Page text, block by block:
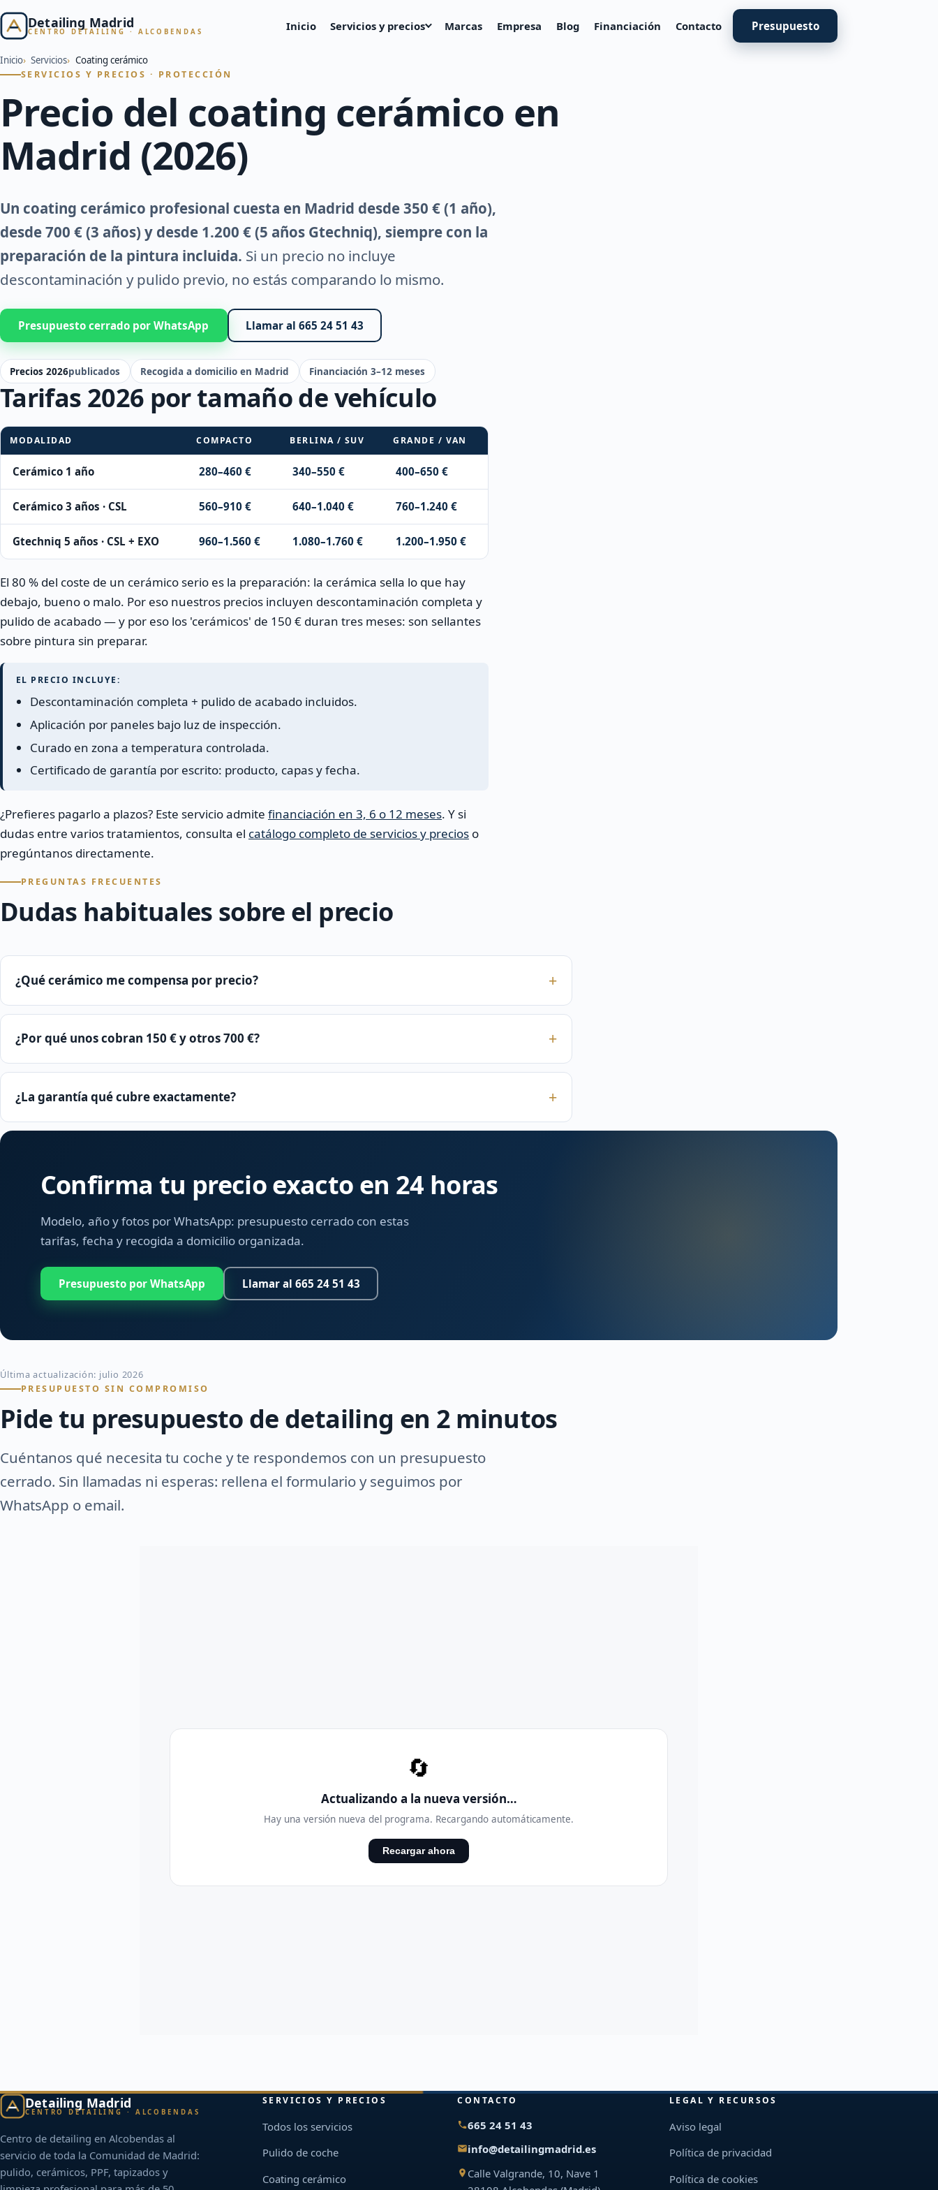
Detailing Madrid
CENTRO DETAILING · ALCOBENDAS Inicio Servicios y precios Marcas Empresa Blog Financiación Contacto Presupuesto
Inicio Servicios Coating cerámico
SERVICIOS Y PRECIOS · PROTECCIÓN
Precio del coating cerámico en
Madrid (2026)
Un coating cerámico profesional cuesta en Madrid desde 350 € (1 año),
desde 700 € (3 años) y desde 1.200 € (5 años Gtechniq), siempre con la
preparación de la pintura incluida. Si un precio no incluye
descontaminación y pulido previo, no estás comparando lo mismo.
Presupuesto cerrado por WhatsApp Llamar al 665 24 51 43
Precios 2026publicados Recogida a domicilio en Madrid Financiación 3–12 meses
Tarifas 2026 por tamaño de vehículo
MODALIDAD COMPACTO BERLINA / SUV GRANDE / VAN
Cerámico 1 año 280–460 € 340–550 € 400–650 €
Cerámico 3 años · CSL 560–910 € 640–1.040 € 760–1.240 €
Gtechniq 5 años · CSL + EXO 960–1.560 € 1.080–1.760 € 1.200–1.950 €
El 80 % del coste de un cerámico serio es la preparación: la cerámica sella lo que hay
debajo, bueno o malo. Por eso nuestros precios incluyen descontaminación completa y
pulido de acabado — y por eso los 'cerámicos' de 150 € duran tres meses: son sellantes
sobre pintura sin preparar.
EL PRECIO INCLUYE:
Descontaminación completa + pulido de acabado incluidos.
Aplicación por paneles bajo luz de inspección.
Curado en zona a temperatura controlada.
Certificado de garantía por escrito: producto, capas y fecha.
¿Prefieres pagarlo a plazos? Este servicio admite financiación en 3, 6 o 12 meses. Y si
dudas entre varios tratamientos, consulta el catálogo completo de servicios y precios o
pregúntanos directamente.
PREGUNTAS FRECUENTES
Dudas habituales sobre el precio
¿Qué cerámico me compensa por precio?
¿Por qué unos cobran 150 € y otros 700 €?
¿La garantía qué cubre exactamente?
Confirma tu precio exacto en 24 horas
Modelo, año y fotos por WhatsApp: presupuesto cerrado con estas
tarifas, fecha y recogida a domicilio organizada.
Presupuesto por WhatsApp Llamar al 665 24 51 43
Última actualización: julio 2026
PRESUPUESTO SIN COMPROMISO
Pide tu presupuesto de detailing en 2 minutos
Cuéntanos qué necesita tu coche y te respondemos con un presupuesto
cerrado. Sin llamadas ni esperas: rellena el formulario y seguimos por
WhatsApp o email.
Detailing Madrid
CENTRO DETAILING · ALCOBENDAS
Centro de detailing en Alcobendas al
servicio de toda la Comunidad de Madrid:
pulido, cerámicos, PPF, tapizados y
SERVICIOS Y PRECIOS
Todos los servicios
Pulido de coche
Coating cerámico
CONTACTO
665 24 51 43
info@detailingmadrid.es
Calle Valgrande, 10, Nave 1
LEGAL Y RECURSOS
Aviso legal
Política de privacidad
Política de cookies